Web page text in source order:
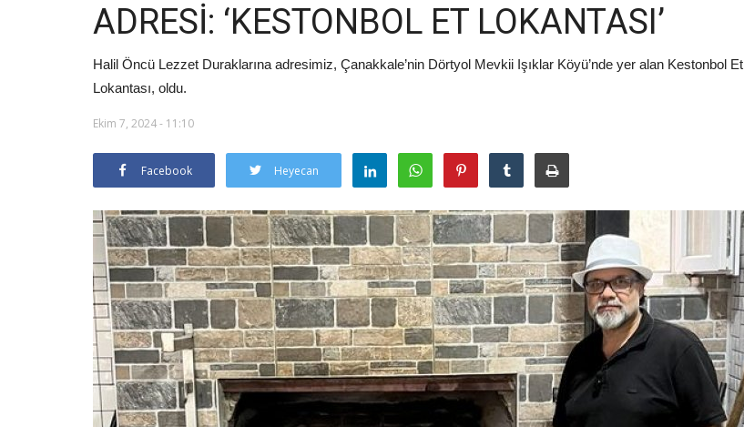
ADRESİ: ‘KESTONBOL ET LOKANTASI’
Halil Öncü Lezzet Duraklarına adresimiz, Çanakkale’nin Dörtyol Mevkii Işıklar Köyü’nde yer alan Kestonbol Et
Lokantası, oldu.
Ekim 7, 2024 - 11:10
Facebook Heyecan